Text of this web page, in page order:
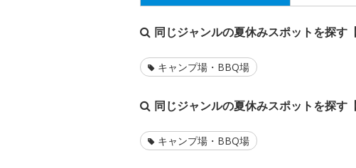
同じジャンルの夏休みスポットを探す
キャンプ場・BBQ場
同じジャンルの夏休みスポットを探す【
キャンプ場・BBQ場